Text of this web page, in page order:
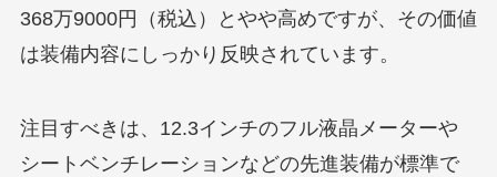
368万9000円（税込）とやや高めですが、その価値
は装備内容にしっかり反映されています。
注目すべきは、12.3インチのフル液晶メーターや
シートベンチレーションなどの先進装備が標準で